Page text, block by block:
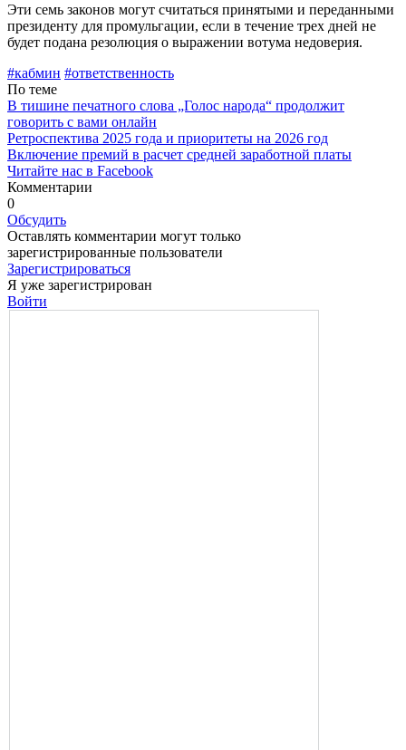
Эти семь законов могут считаться принятыми и переданными
президенту для промульгации, если в течение трех дней не
будет подана резолюция о выражении вотума недоверия.
#кабмин #ответственность
По теме
В тишине печатного слова „Голос народа“ продолжит
говорить с вами онлайн
Ретроспектива 2025 года и приоритеты на 2026 год
Включение премий в расчет средней заработной платы
Читайте нас в Facebook
Комментарии
0
Обсудить
Оставлять комментарии могут только
зарегистрированные пользователи
Зарегистрироваться
Я уже зарегистрирован
Войти